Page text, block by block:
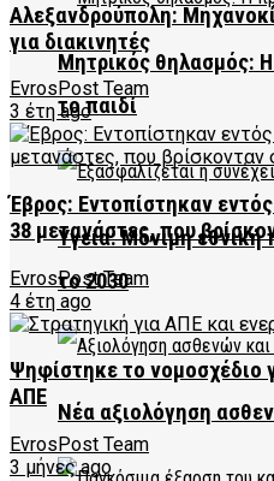
Μητρικός θηλασμός:
το παιδί
Υγεία: Μόνιμη
το 2030
Νέα αξιολόγηση
Αλεξανδρούπολη:
για διακινητές
EvrosPost Team
3 έτη ago
Έβρος: Εντοπίστηκαν
38 μετανάστες, που
EvrosPost Team
4 έτη ago
Ψηφίστηκε το νομοσχέδιο
ΑΠΕ
EvrosPost Team
3 μήνες ago